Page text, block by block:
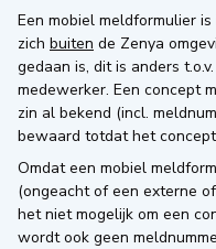
Een mobiel meldformulier
zich buiten de Zenya
gedaan is, dit is anders
medewerker. Een concept
zin al bekend (incl.
bewaard totdat het
Omdat een mobiel
(ongeacht of een externe
het niet mogelijk om een
wordt ook geen